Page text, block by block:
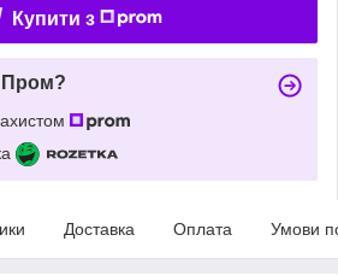
Купити з
Пром?
Доставка Оплата Умови